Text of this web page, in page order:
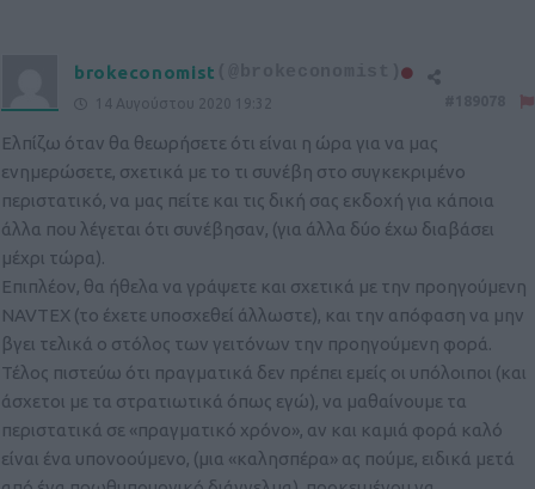
brokeconomist (@brokeconomist)
14 Αυγούστου 2020 19:32
Ελπίζω όταν θα θεωρήσετε ότι είναι η ώρα για να μας
ενημερώσετε, σχετικά με το τι συνέβη στο συγκεκριμένο
περιστατικό, να μας πείτε και τις δική σας εκδοχή για κάποια
άλλα που λέγεται ότι συνέβησαν, (για άλλα δύο έχω διαβάσει
μέχρι τώρα).
Επιπλέον, θα ήθελα να γράψετε και σχετικά με την προηγούμενη
NAVTEX (το έχετε υποσχεθεί άλλωστε), και την απόφαση να μην
βγει τελικά ο στόλος των γειτόνων την προηγούμενη φορά.
Τέλος πιστεύω ότι πραγματικά δεν πρέπει εμείς οι υπόλοιποι (και
άσχετοι με τα στρατιωτικά όπως εγώ), να μαθαίνουμε τα
περιστατικά σε «πραγματικό χρόνο», αν και καμιά φορά καλό
είναι ένα υπονοούμενο, (μια «καλησπέρα» ας πούμε, ειδικά μετά